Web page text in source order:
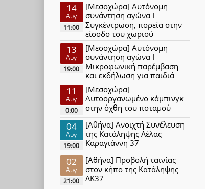
14
Αυγ
11:00
[Μεσοχώρα] Αυτόνομη
συνάντηση αγώνα Ι
Συγκέντρωση, πορεία στην
είσοδο του χωριού
13
Αυγ
19:00
[Μεσοχώρα] Αυτόνομη
συνάντηση αγώνα Ι
Μικροφωνική παρέμβαση
και εκδήλωση για παιδιά
11
Αυγ
0:00
[Μεσοχώρα]
Αυτοοργανωμένο κάμπινγκ
στην όχθη του ποταμού
04
Αυγ
19:00
[Αθήνα] Ανοιχτή Συνέλευση
της Κατάληψης Λέλας
Καραγιάννη 37
02
Αυγ
21:00
[Αθήνα] Προβολή ταινίας
στον κήπο της Κατάληψης
ΛΚ37